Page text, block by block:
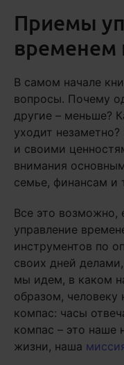
Приемы
В самом начале
вопросы. Почему
другие – меньше?
уходит
и своими
внимания
семье, финансам и
Все это возможно,
управление
инструментов по
своих дней
мы идем, в каком
образом,
компас: часы
компас – это наше
жизни, наша